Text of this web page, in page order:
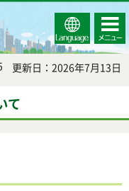
Select
Language
コンテ
ンツメ
ニュー
更新日：2026年7月13日
て